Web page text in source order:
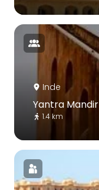
Inde
Yantra Mandir
1.4 km